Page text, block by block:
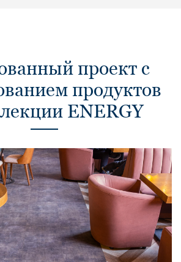
проект с
продуктов
ENERGY